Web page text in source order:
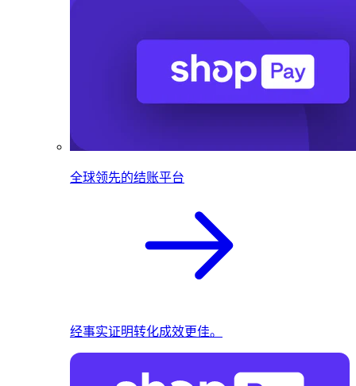
全球领先的结账平台
经事实证明转化成效更佳。